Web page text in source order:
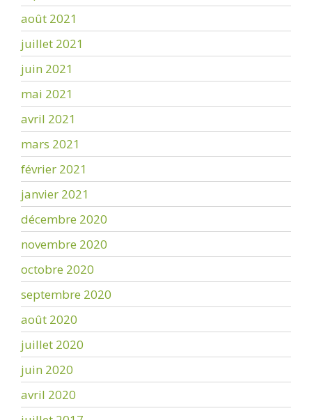
août 2021
juillet 2021
juin 2021
mai 2021
avril 2021
mars 2021
février 2021
janvier 2021
décembre 2020
novembre 2020
octobre 2020
septembre 2020
août 2020
juillet 2020
juin 2020
avril 2020